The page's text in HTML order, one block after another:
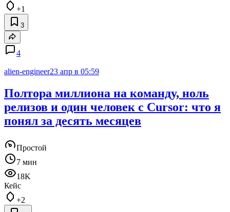
+1
3
4
alien-engineer23 апр в 05:59
Полтора миллиона на команду, ноль
релизов и один человек с Cursor: что я
понял за десять месяцев
Простой
7 мин
18K
Кейс
+2